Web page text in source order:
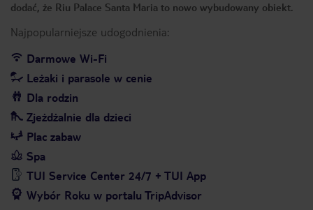
dodać, że Riu Palace Santa Maria to nowo wybudowany obiekt.
Najpopularniejsze udogodnienia:
Darmowe Wi-Fi
Leżaki i parasole w cenie
Dla rodzin
Zjeżdżalnie dla dzieci
Plac zabaw
Spa
TUI Service Center 24/7 + TUI App
Wybór Roku w portalu TripAdvisor